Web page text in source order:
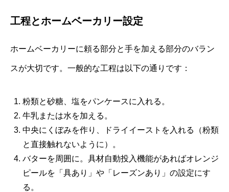
工程とホームベーカリー設定
ホームベーカリーに頼る部分と手を加える部分のバラン
スが大切です。一般的な工程は以下の通りです：
粉類と砂糖、塩をパンケースに入れる。
牛乳または水を加える。
中央にくぼみを作り、ドライイーストを入れる（粉類
と直接触れないように）。
バターを周囲に。具材自動投入機能があればオレンジ
ピールを「具あり」や「レーズンあり」の設定にす
る。